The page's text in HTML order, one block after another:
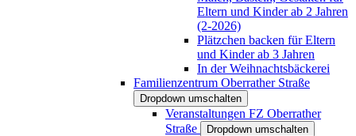
Eltern und Kinder ab 2 Jahren
(2-2026)
Plätzchen backen für Eltern
und Kinder ab 3 Jahren
In der Weihnachtsbäckerei
Familienzentrum Oberrather Straße
Dropdown umschalten
Veranstaltungen FZ Oberrather
Straße
Dropdown umschalten